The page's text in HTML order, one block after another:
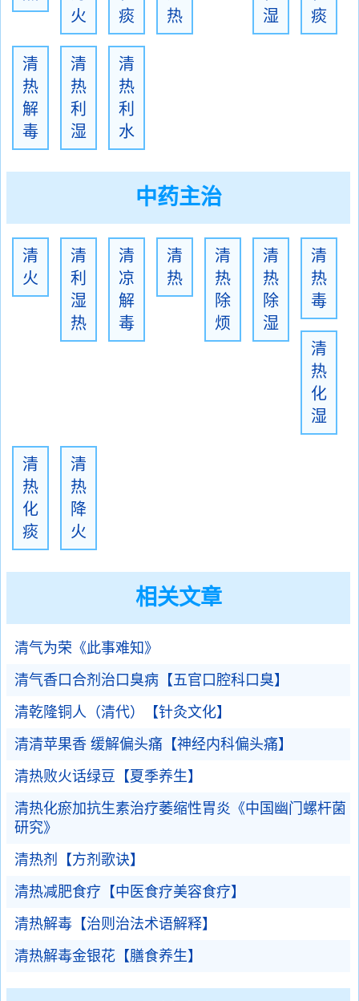
火
痰
热
湿
痰
清
热
解
毒
清
热
利
湿
清
热
利
水
中药主治
清
火
清
利
湿
热
清
凉
解
毒
清
热
清
热
除
烦
清
热
除
湿
清
热
毒
清
热
化
湿
清
热
化
痰
清
热
降
火
相关文章
清气为荣《此事难知》
清气香口合剂治口臭病【五官口腔科口臭】
清乾隆铜人（清代）【针灸文化】
清清苹果香 缓解偏头痛【神经内科偏头痛】
清热败火话绿豆【夏季养生】
清热化瘀加抗生素治疗萎缩性胃炎《中国幽门螺杆菌
研究》
清热剂【方剂歌诀】
清热减肥食疗【中医食疗美容食疗】
清热解毒【治则治法术语解释】
清热解毒金银花【膳食养生】